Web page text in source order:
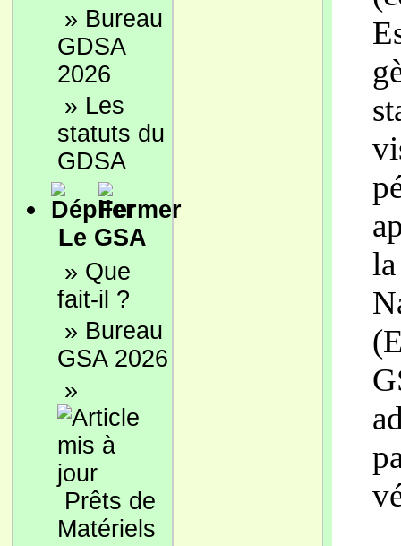
» Bureau
GDSA
2026
» Les
statuts du
GDSA
Le GSA
» Que
fait-il ?
» Bureau
GSA 2026
»
Prêts de
Matériels